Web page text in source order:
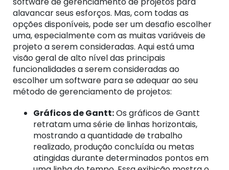
alavancar seus esforços. Mas, com todas as
opções disponíveis, pode ser um desafio escolher
uma, especialmente com as muitas variáveis ​​de
projeto a serem consideradas. Aqui está uma
visão geral de alto nível das principais
funcionalidades a serem consideradas ao
escolher um software para se adequar ao seu
método de gerenciamento de projetos:
Gráficos de Gantt:Os gráficos de Gantt
retratam uma série de linhas horizontais,
mostrando a quantidade de trabalho
realizado, produção concluída ou metas
atingidas durante determinados pontos em